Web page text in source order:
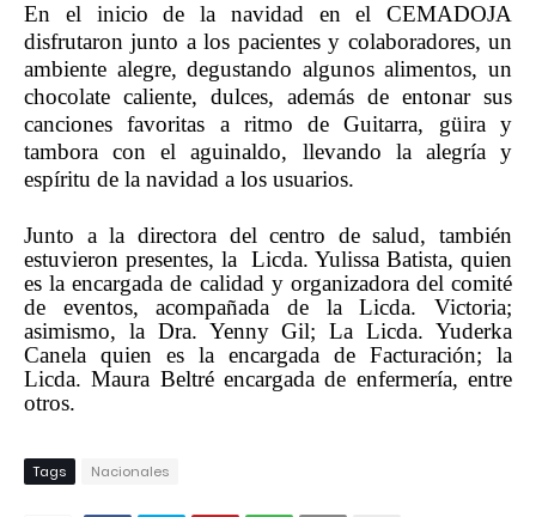
En el inicio de la navidad en el CEMADOJA
disfrutaron junto a los pacientes y colaboradores, un
ambiente alegre, degustando algunos alimentos, un
chocolate caliente, dulces, además de entonar sus
canciones favoritas a ritmo de Guitarra, güira y
tambora con el aguinaldo, llevando la alegría y
espíritu de la navidad a los usuarios.
Junto a la directora del centro de salud, también
estuvieron presentes, la Licda. Yulissa Batista, quien
es la encargada de calidad y organizadora del comité
de eventos, acompañada de la Licda. Victoria;
asimismo, la Dra. Yenny Gil; La Licda. Yuderka
Canela quien es la encargada de Facturación; la
Licda. Maura Beltré encargada de enfermería, entre
otros.
Tags Nacionales